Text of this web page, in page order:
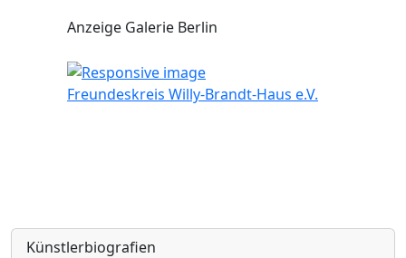
Anzeige Galerie Berlin
Freundeskreis Willy-Brandt-Haus e.V.
Künstlerbiografien